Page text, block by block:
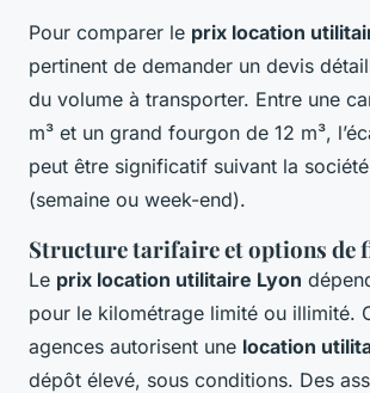
Pour comparer le prix location
pertinent de demander un devis
du volume à transporter. Entre une
m³ et un grand fourgon de 12 m³,
peut être significatif suivant la
(semaine ou week-end).
Structure tarifaire et options de
Le prix location utilitaire Lyon
pour le kilométrage limité ou illimité.
agences autorisent une location
dépôt élevé, sous conditions. Des